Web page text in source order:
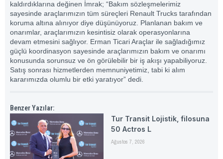
kaldırdıklarına değinen İmrak; “Bakım sözleşmelerimiz
sayesinde araçlarımızın tüm süreçleri Renault Trucks tarafından
koruma altına alınıyor diye düşünüyoruz. Planlanan bakım ve
onarımlar, araçlarımızın kesintisiz olarak operasyonlarına
devam etmesini sağlıyor. Erman Ticari Araçlar ile sağladığımız
güçlü koordinasyon sayesinde araçlarımızın bakım ve onarımı
konusunda sorunsuz ve ön görülebilir bir iş akışı yapabiliyoruz.
Satış sonrası hizmetlerden memnuniyetimiz, tabi ki alım
kararımızda olumlu bir etki yaratıyor” dedi.
Benzer Yazılar:
Tur Transit Lojistik, filosuna
50 Actros L
Ağustos 7, 2026